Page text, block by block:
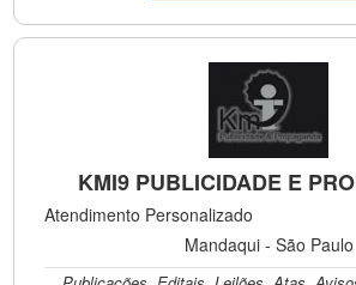
KMI9 PUBLICIDADE E
Atendimento Personalizado
Mandaqui - São Paulo